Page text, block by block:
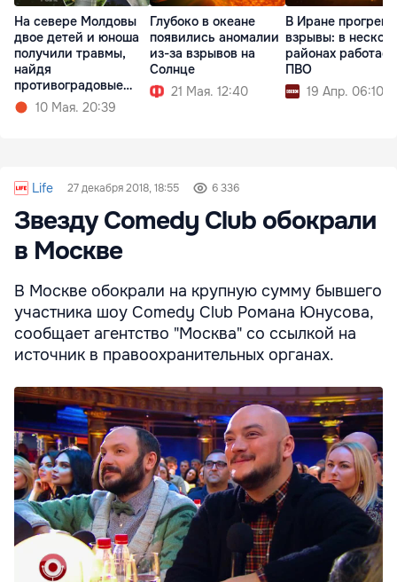
На севере Молдовы
двое детей и юноша
получили травмы,
найдя
противоградовые
ракеты10 Мая. 20:39
Глубоко в океане
появились аномалии
из-за взрывов на
Солнце
21 Мая. 12:40
В Иране
взрывы: в
районах работает
ПВО
19 Апр. 06:10
Life 27 декабря 2018, 18:55 6 336
Звезду Comedy Club обокрали
в Москве
В Москве обокрали на крупную сумму бывшего
участника шоу Comedy Club Романа Юнусова,
сообщает агентство "Москва" со ссылкой на
источник в правоохранительных органах.